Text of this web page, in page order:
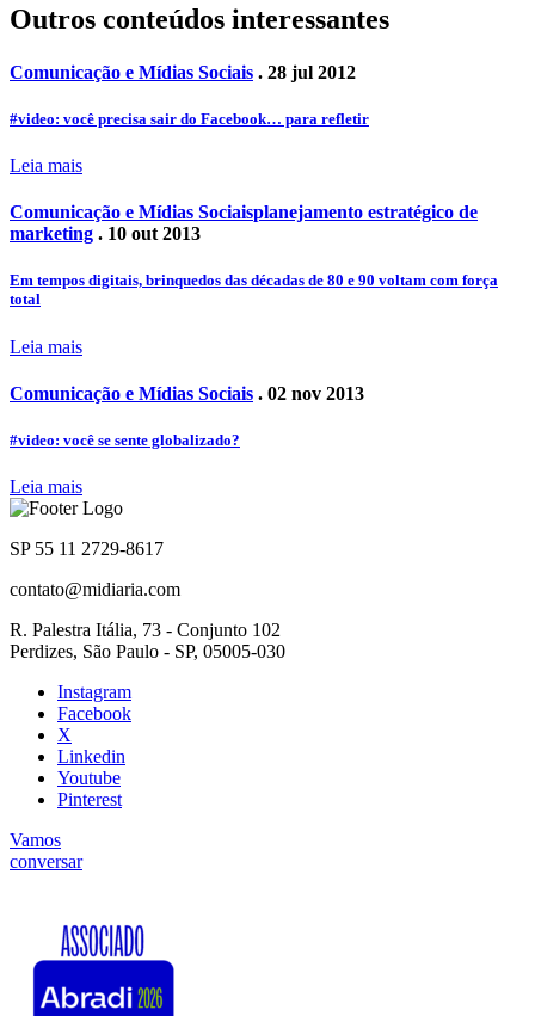
Outros conteúdos interessantes
Comunicação e Mídias Sociais . 28 jul 2012
#video: você precisa sair do Facebook… para refletir
Leia mais
Comunicação e Mídias Sociaisplanejamento estratégico de
marketing . 10 out 2013
Em tempos digitais, brinquedos das décadas de 80 e 90 voltam com força
total
Leia mais
Comunicação e Mídias Sociais . 02 nov 2013
#video: você se sente globalizado?
Leia mais
SP 55 11 2729-8617
contato@midiaria.com
R. Palestra Itália, 73 - Conjunto 102
Perdizes, São Paulo - SP, 05005-030
Instagram
Facebook
X
Linkedin
Youtube
Pinterest
Vamos
conversar